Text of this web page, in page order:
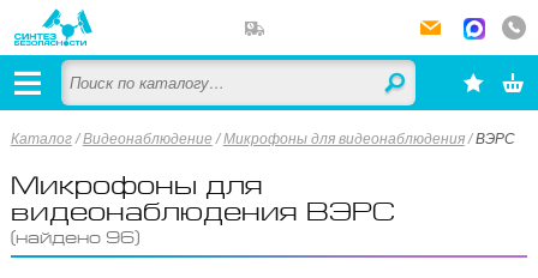
Каталог /Видеонаблюдение /Микрофоны для видеонаблюдения/ВЭРС
Микрофоны для
видеонаблюдения ВЭРС
(найдено 96)